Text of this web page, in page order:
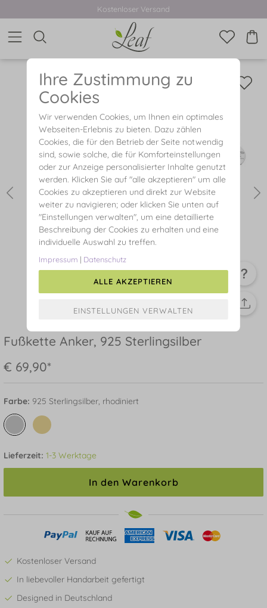
Kostenloser Versand
Fußkette Anker, 925 Sterlingsilber
€ 69,90*
Farbe: 925 Sterlingsilber, rhodiniert
Lieferzeit: 1-3 Werktage
In den Warenkorb
Kostenloser Versand
In liebevoller Handarbeit gefertigt
Designed in Deutschland
Ihre Zustimmung zu
Cookies
Wir verwenden Cookies, um Ihnen ein optimales
Webseiten-Erlebnis zu bieten. Dazu zählen
Cookies, die für den Betrieb der Seite notwendig
sind, sowie solche, die für Komforteinstellungen
oder zur Anzeige personalisierter Inhalte genutzt
werden. Klicken Sie auf "alle akzeptieren" um alle
Cookies zu akzeptieren und direkt zur Website
weiter zu navigieren; oder klicken Sie unten auf
"Einstellungen verwalten", um eine detaillierte
Beschreibung der Cookies zu erhalten und eine
individuelle Auswahl zu treffen.
Impressum | Datenschutz
ALLE AKZEPTIEREN